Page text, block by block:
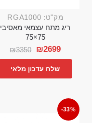
מק"ט: RGA1000
ריג מתח עצמאי מאסיבי
75×75
₪3350 ₪2699
שלח עדכון מלאי
-33%